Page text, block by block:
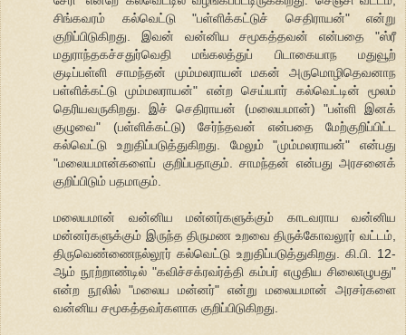
சிங்கவரம் கல்வெட்டு "பள்ளிக்கட்டுச் செதிராயன்" என்று
குறிப்பிடுகிறது. இவன் வன்னிய சமூகத்தவன் என்பதை "ஸ்ரீ
மதுராந்தகச்சதுர்வெதி மங்கலத்துப் பிடாகையாந மதுவூற்
குடிப்பள்ளி சாமந்தன் மும்மலராயன் மகன் அருமொழிதெவனாந
பள்ளிக்கட்டு மும்மலராயன்" என்ற செய்யார் கல்வெட்டின் மூலம்
தெரியவருகிறது. இச் செதிராயன் (மலையமான்) "பள்ளி இனக்
குழுவை" (பள்ளிக்கட்டு) சேர்ந்தவன் என்பதை மேற்குறிப்பிட்ட
கல்வெட்டு உறுதிப்படுத்துகிறது. மேலும் "மும்மலராயன்" என்பது
"மலையமான்களைப் குறிப்பதாகும். சாமந்தன் என்பது அரசனைக்
குறிப்பிடும் பதமாகும்.
மலையமான் வன்னிய மன்னர்களுக்கும் காடவராய வன்னிய
மன்னர்களுக்கும் இருந்த திருமண உறவை திருக்கோவலூர் வட்டம்,
திருவெண்ணைநல்லூர் கல்வெட்டு உறுதிப்படுத்துகிறது. கி.பி. 12-
ஆம் நூற்றாண்டில் "கவிச்சக்ரவர்த்தி கம்பர் எழுதிய சிலைஎழுபது"
என்ற நூலில் "மலைய மன்னர்" என்று மலையமான் அரசர்களை
வன்னிய சமூகத்தவர்களாக குறிப்பிடுகிறது.